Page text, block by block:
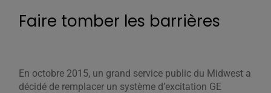
Faire tomber les barrières
En octobre 2015, un grand service public du Midwest a
décidé de remplacer un système d’excitation GE